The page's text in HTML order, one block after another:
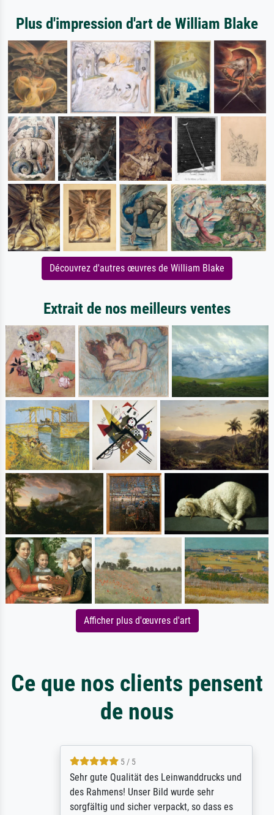
Plus d'impression d'art de William Blake
Découvrez d'autres œuvres de William Blake
Extrait de nos meilleurs ventes
Afficher plus d'œuvres d'art
Ce que nos clients pensent
de nous
5 / 5
Sehr gute Qualität des Leinwanddrucks und
des Rahmens! Unser Bild wurde sehr
sorgfältig und sicher verpackt, so dass es